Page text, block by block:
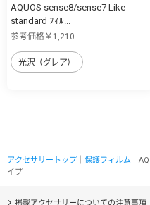
AQUOS sense8/sense7 Like
standard ﾌｨﾙ...
参考価格￥1,210
光沢（グレア）
アクセサリートップ 保護フィルム ｜
イプ
掲載アクセサリーについての注意事項